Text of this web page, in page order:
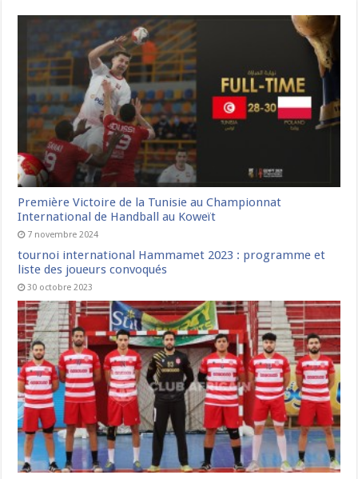
Première Victoire de la Tunisie au Championnat
International de Handball au Koweït
7 novembre 2024
tournoi international Hammamet 2023 : programme et
liste des joueurs convoqués
30 octobre 2023